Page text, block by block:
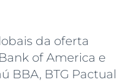
da oferta
of America e
BBA, BTG Pactual